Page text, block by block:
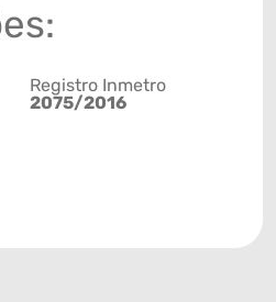
Registro Inmetro
2075/2016